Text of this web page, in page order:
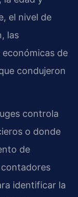
el nivel de
las
de
condujeron
controla
o donde
de
identificar la